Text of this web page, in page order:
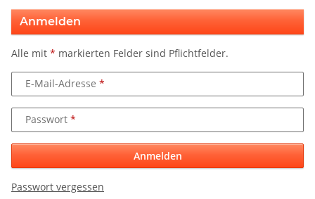
Anmelden
Alle mit * markierten Felder sind Pflichtfelder.
E-Mail-Adresse
Passwort
Anmelden
Passwort vergessen